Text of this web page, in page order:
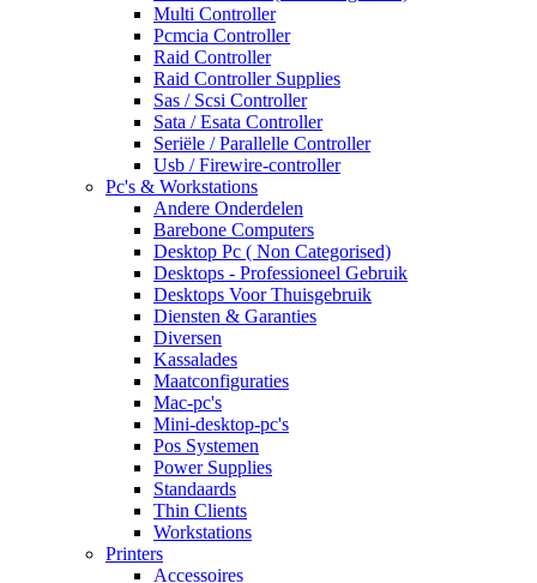
Multi Controller
Pcmcia Controller
Raid Controller
Raid Controller Supplies
Sas / Scsi Controller
Sata / Esata Controller
Seriële / Parallelle Controller
Usb / Firewire-controller
Pc's & Workstations
Andere Onderdelen
Barebone Computers
Desktop Pc ( Non Categorised)
Desktops - Professioneel Gebruik
Desktops Voor Thuisgebruik
Diensten & Garanties
Diversen
Kassalades
Maatconfiguraties
Mac-pc's
Mini-desktop-pc's
Pos Systemen
Power Supplies
Standaards
Thin Clients
Workstations
Printers
Accessoires